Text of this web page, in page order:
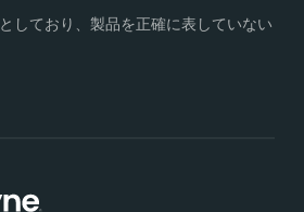
しており、製品を正確に表していない